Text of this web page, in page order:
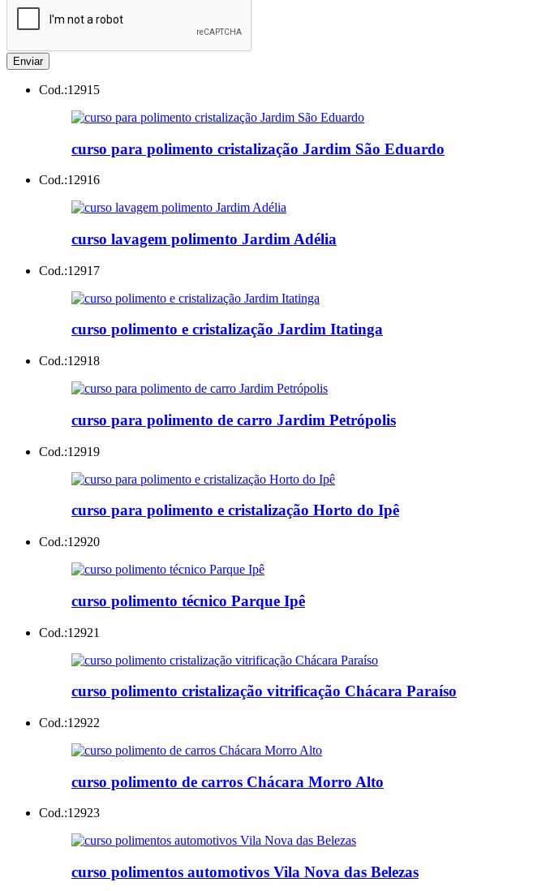
Enviar
Cod.:12915
curso para polimento cristalização Jardim São Eduardo
Cod.:12916
curso lavagem polimento Jardim Adélia
Cod.:12917
curso polimento e cristalização Jardim Itatinga
Cod.:12918
curso para polimento de carro Jardim Petrópolis
Cod.:12919
curso para polimento e cristalização Horto do Ipê
Cod.:12920
curso polimento técnico Parque Ipê
Cod.:12921
curso polimento cristalização vitrificação Chácara Paraíso
Cod.:12922
curso polimento de carros Chácara Morro Alto
Cod.:12923
curso polimentos automotivos Vila Nova das Belezas